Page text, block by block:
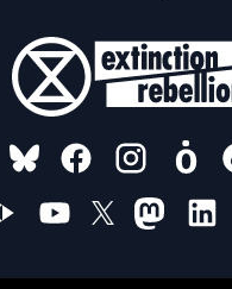
FOLLOW US ON